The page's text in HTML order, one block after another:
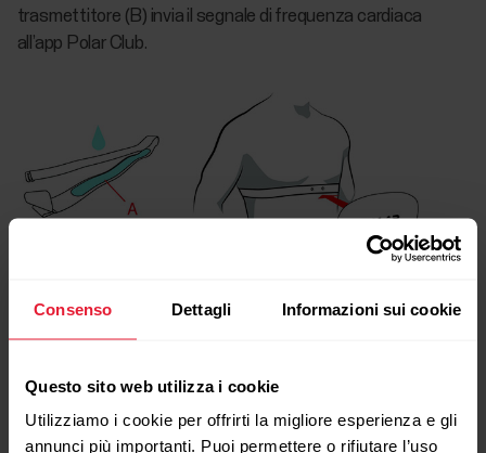
Consenso Dettagli Informazioni sui cookie
Questo sito web utilizza i cookie
Utilizziamo i cookie per offrirti la migliore esperienza e gli
annunci più importanti. Puoi permettere o rifiutare l’uso
trasmettitore (B) invia il segnale di frequenza cardiaca
all’app Polar Club.
cardiaca
Il sensore di frequenza cardiaca è uno strumento ad alta